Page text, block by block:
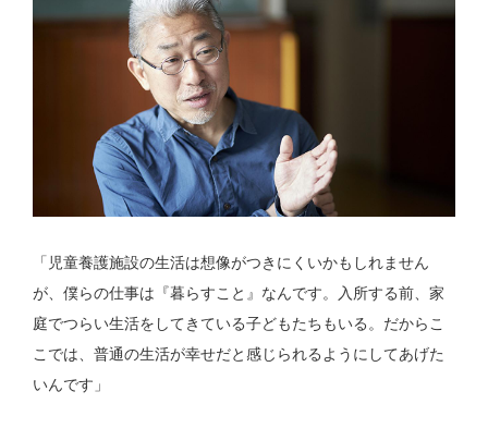
「児童養護施設の生活は想像がつきにくいかもしれません
が、僕らの仕事は『暮らすこと』なんです。入所する前、家
庭でつらい生活をしてきている子どもたちもいる。だからこ
こでは、普通の生活が幸せだと感じられるようにしてあげた
いんです」